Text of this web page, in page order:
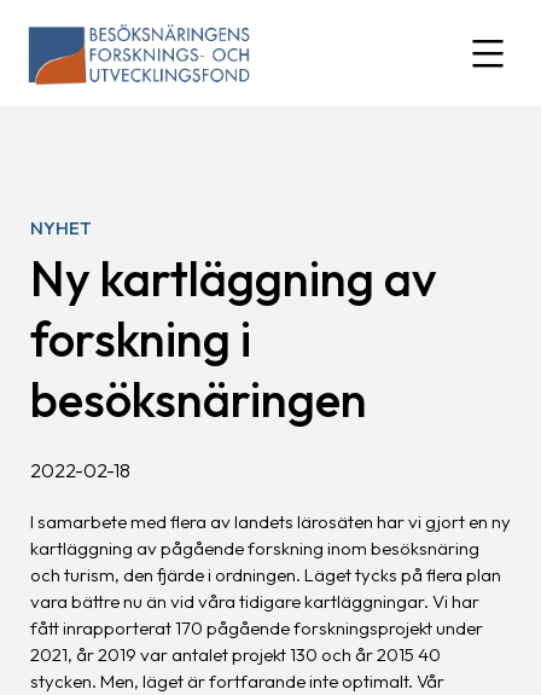
content
NYHET
Ny kartläggning av
forskning i
besöksnäringen
2022-02-18
I samarbete med flera av landets lärosäten har vi gjort en ny
kartläggning av pågående forskning inom besöksnäring
och turism, den fjärde i ordningen. Läget tycks på flera plan
vara bättre nu än vid våra tidigare kartläggningar. Vi har
fått inrapporterat 170 pågående forskningsprojekt under
2021, år 2019 var antalet projekt 130 och år 2015 40
stycken. Men, läget är fortfarande inte optimalt. Vår